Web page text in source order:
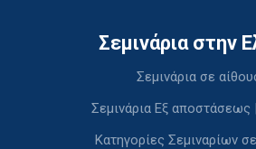
Σεμινάρια στην
Σεμινάρια σε
Σεμινάρια Εξ αποστάσεως
Κατηγορίες Σεμιναρίων